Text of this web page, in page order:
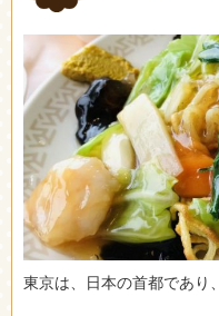
東京は、日本の首都であり